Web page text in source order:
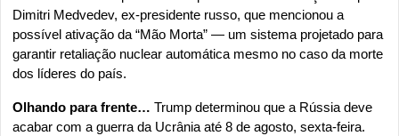
Dimitri Medvedev, ex-presidente russo, que mencionou a
possível ativação da “Mão Morta” — um sistema projetado para
garantir retaliação nuclear automática mesmo no caso da morte
dos líderes do país.
Olhando para frente… Trump determinou que a Rússia deve
acabar com a guerra da Ucrânia até 8 de agosto, sexta-feira.